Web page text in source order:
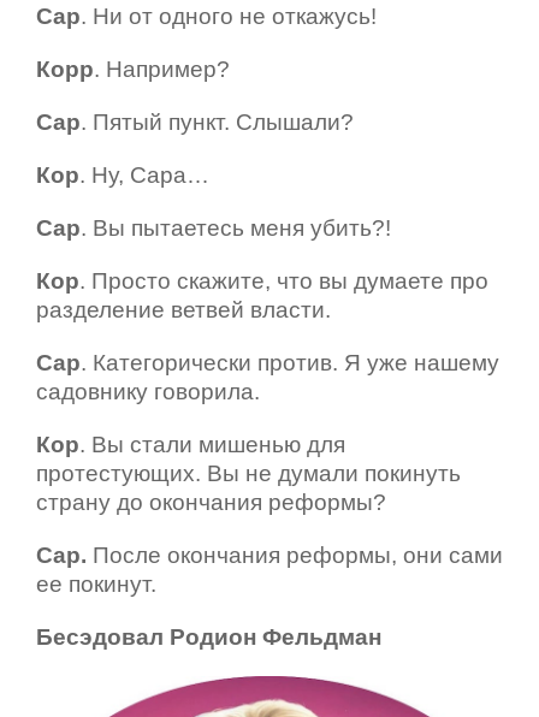
Сар. Ни от одного не откажусь!
Корр. Например?
Сар. Пятый пункт. Слышали?
Кор. Ну, Сара…
Сар. Вы пытаетесь меня убить?!
Кор. Просто скажите, что вы думаете про
разделение ветвей власти.
Сар. Категорически против. Я уже нашему
садовнику говорила.
Кор. Вы стали мишенью для
протестующих. Вы не думали покинуть
страну до окончания реформы?
Сар. После окончания реформы, они сами
ее покинут.
Бесэдовал Родион Фельдман